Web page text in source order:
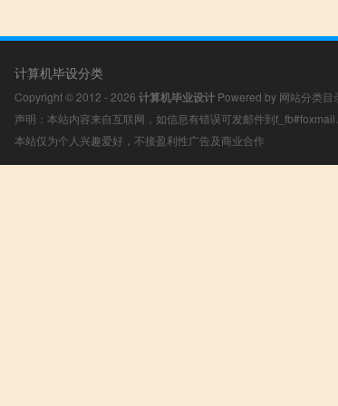
计算机毕设分类
Copyright © 2012 - 2026 计算机毕业设计 Powered by 网站分类目
声明：本站内容来自互联网，如信息有错误可发邮件到
本站仅为个人兴趣爱好，不接盈利性广告及商业合作